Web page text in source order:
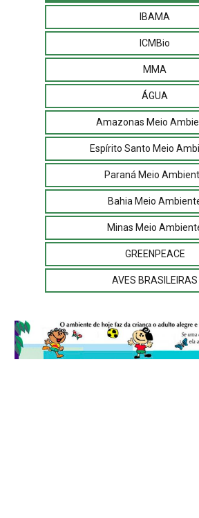
IBAMA
ICMBio
MMA
ÁGUA
Amazonas Meio
Espírito Santo Meio
Paraná Meio
Bahia Meio
Minas Meio
GREENPEACE
AVES BRASILEIRAS